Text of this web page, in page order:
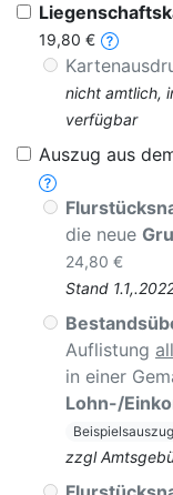
19,80 €
nicht amtlich,
verfügbar
Auszug aus
die neue
24,80 €
Stand
Auflistung
in einer
Lohn-/
Beispielsauszug
zzgl